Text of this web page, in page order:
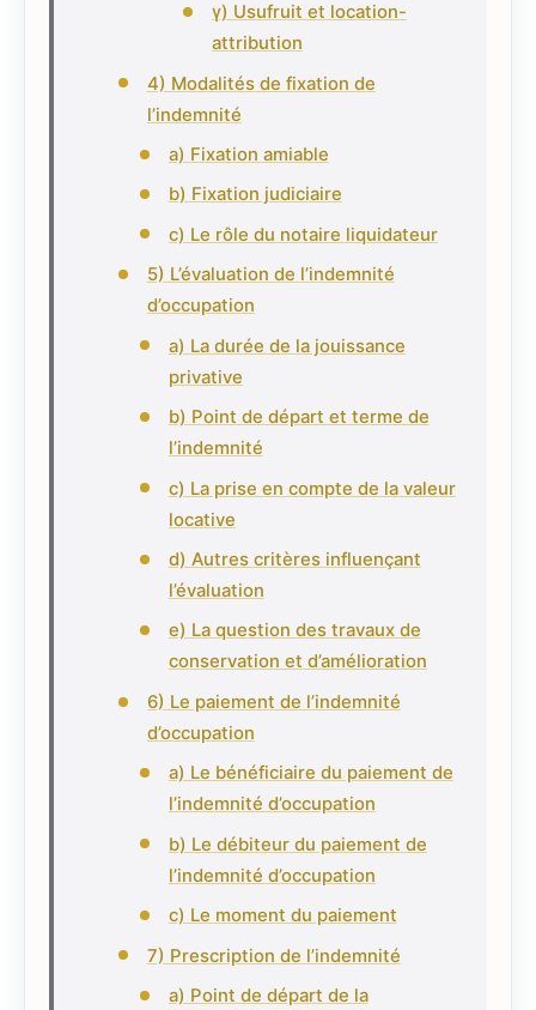
γ) Usufruit et location-
attribution
4) Modalités de fixation de
l’indemnité
a) Fixation amiable
b) Fixation judiciaire
c) Le rôle du notaire liquidateur
5) L’évaluation de l’indemnité
d’occupation
a) La durée de la jouissance
privative
b) Point de départ et terme de
l’indemnité
c) La prise en compte de la valeur
locative
d) Autres critères influençant
l’évaluation
e) La question des travaux de
conservation et d’amélioration
6) Le paiement de l’indemnité
d’occupation
a) Le bénéficiaire du paiement de
l’indemnité d’occupation
b) Le débiteur du paiement de
l’indemnité d’occupation
c) Le moment du paiement
7) Prescription de l’indemnité
a) Point de départ de la